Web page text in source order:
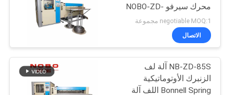
محرك سيرفو NOBO-ZD-
85S
negotiable MOQ:1 مجموعة
الاتصال
NB-ZD-85S آلة لف
الزنبرك الأوتوماتيكية
Bonnell Spring اللف آلة